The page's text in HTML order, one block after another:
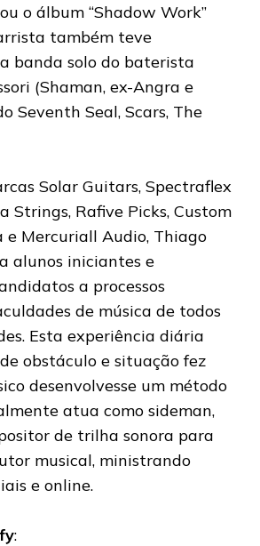
o álbum “Shadow Work”
também teve
banda solo do baterista
(Shaman, ex-Angra e
Seventh Seal, Scars, The
Solar Guitars, Spectraflex
Strings, Rafive Picks, Custom
Mercuriall Audio, Thiago
alunos iniciantes e
a processos
de música de todos
Esta experiência diária
obstáculo e situação fez
desenvolvesse um método
atua como sideman,
de trilha sonora para
musical, ministrando
e online.
: